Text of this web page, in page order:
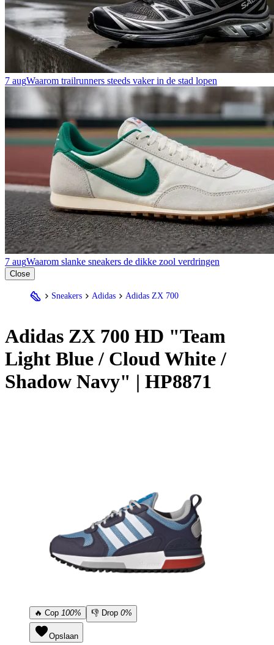
7 augWaarom trailrunners steeds vaker in de stad lopen
7 augWaarom slanke sneakers de dikke zool verdringen
Close
Sneakers Adidas Adidas ZX 700
Adidas ZX 700 HD "Team
Light Blue / Cloud White /
Shadow Navy" | HP8871
🔥 Cop 100% 👎 Drop 0%
Opslaan